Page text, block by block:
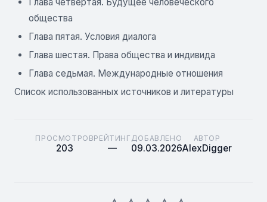
Глава четвертая. Будущее человеческого
общества
Глава пятая. Условия диалога
Глава шестая. Права общества и индивида
Глава седьмая. Международные отношения
Список использованных источников и литературы
ПРОСМОТРОВ
203
РЕЙТИНГ
—
ДОБАВЛЕНО
09.03.2026
АВТОР
AlexDigger